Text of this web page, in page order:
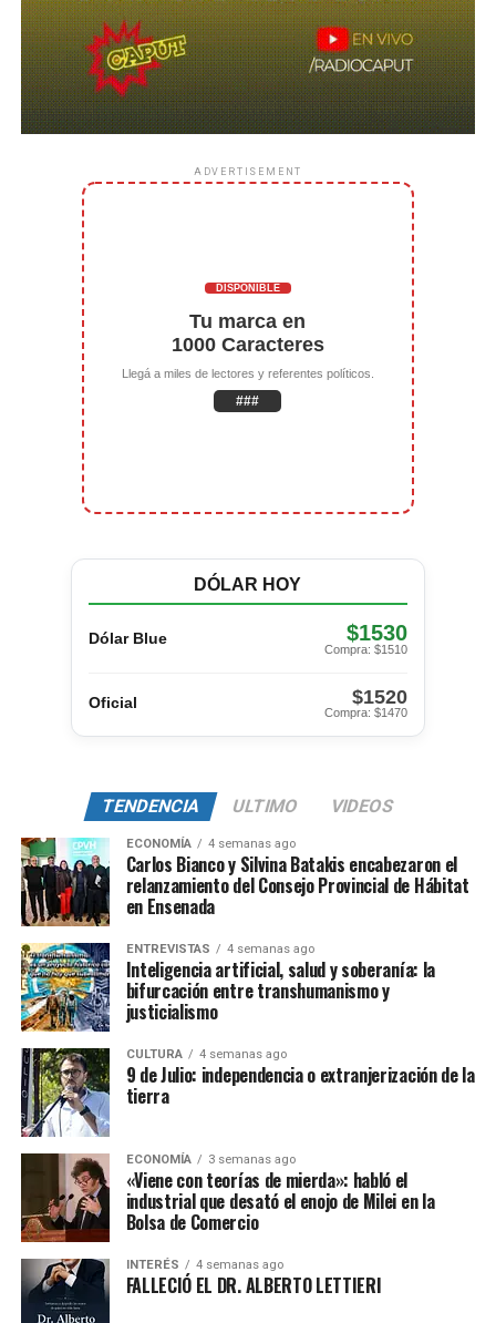
ADVERTISEMENT
DISPONIBLE
Tu marca en
1000 Caracteres
Llegá a miles de lectores y referentes políticos.
###
DÓLAR HOY
Dólar Blue $1530
Compra: $1510
Oficial $1520
Compra: $1470
TENDENCIA ULTIMO VIDEOS
ECONOMÍA 4 semanas ago
Carlos Bianco y Silvina Batakis encabezaron el
relanzamiento del Consejo Provincial de Hábitat
en Ensenada
ENTREVISTAS 4 semanas ago
Inteligencia artificial, salud y soberanía: la
bifurcación entre transhumanismo y
justicialismo
CULTURA 4 semanas ago
9 de Julio: independencia o extranjerización de la
tierra
ECONOMÍA 3 semanas ago
«Viene con teorías de mierda»: habló el
industrial que desató el enojo de Milei en la
Bolsa de Comercio
INTERÉS 4 semanas ago
FALLECIÓ EL DR. ALBERTO LETTIERI